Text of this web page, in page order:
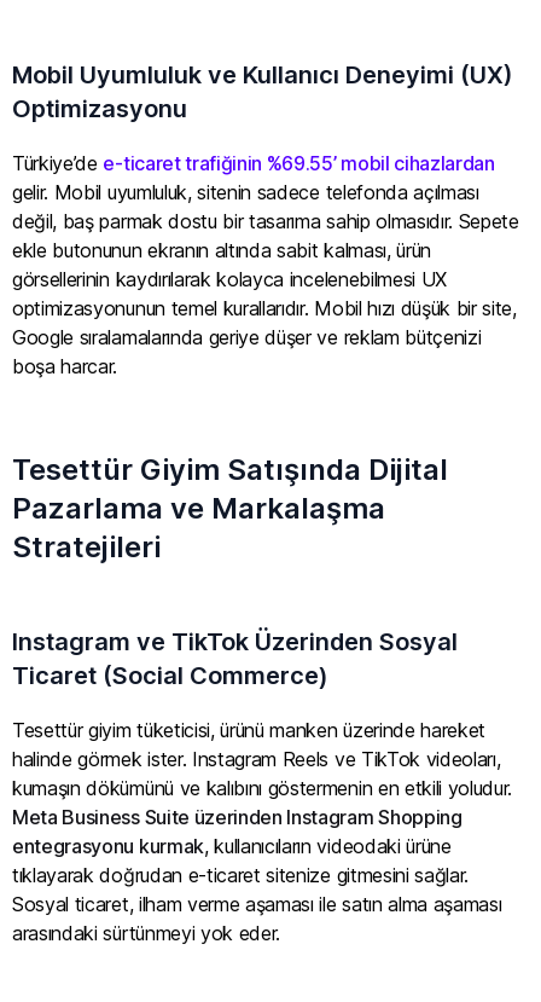
Mobil Uyumluluk ve Kullanıcı Deneyimi (UX)
Optimizasyonu
Türkiye’de e-ticaret trafiğinin %69.55’ mobil cihazlardan
gelir. Mobil uyumluluk, sitenin sadece telefonda açılması
değil, baş parmak dostu bir tasarıma sahip olmasıdır. Sepete
ekle butonunun ekranın altında sabit kalması, ürün
görsellerinin kaydırılarak kolayca incelenebilmesi UX
optimizasyonunun temel kurallarıdır. Mobil hızı düşük bir site,
Google sıralamalarında geriye düşer ve reklam bütçenizi
boşa harcar.
Tesettür Giyim Satışında Dijital
Pazarlama ve Markalaşma
Stratejileri
Instagram ve TikTok Üzerinden Sosyal
Ticaret (Social Commerce)
Tesettür giyim tüketicisi, ürünü manken üzerinde hareket
halinde görmek ister. Instagram Reels ve TikTok videoları,
kumaşın dökümünü ve kalıbını göstermenin en etkili yoludur.
Meta Business Suite üzerinden Instagram Shopping
entegrasyonu kurmak, kullanıcıların videodaki ürüne
tıklayarak doğrudan e-ticaret sitenize gitmesini sağlar.
Sosyal ticaret, ilham verme aşaması ile satın alma aşaması
arasındaki sürtünmeyi yok eder.